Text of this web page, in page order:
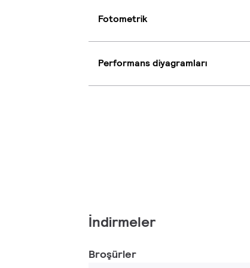
Fotometrik
Performans diyagramları
İndirmeler
Broşürler